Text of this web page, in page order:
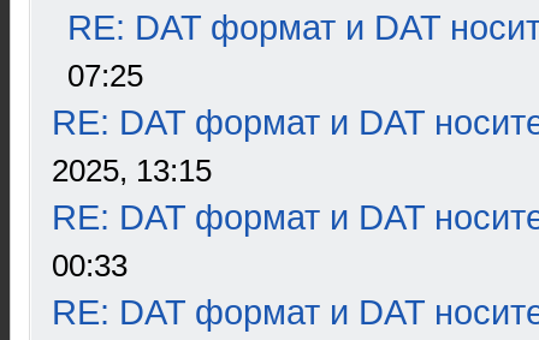
RE: DAT формат и DAT
07:25
RE: DAT формат и DAT
2025, 13:15
RE: DAT формат и DAT
00:33
RE: DAT формат и DAT